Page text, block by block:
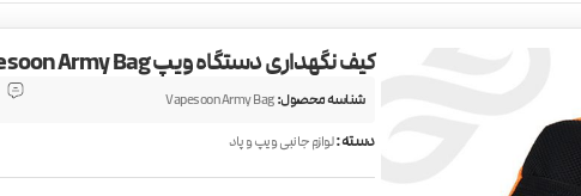
کیف نگهداری دستگاه ویپ Vapesoon Army Bag مشکی
شناسه محصول:Vapesoon Army Bag
دسته:لوازم جانبی ویپ و پاد